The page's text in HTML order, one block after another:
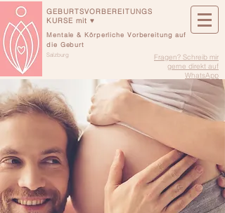
Mentale & Körperliche Vorbereitung auf
die Geburt
Salzburg
Fragen? Schreib mir
gerne direkt auf
WhatsApp
GEBURTSVORBEREITUNGS
KURSE mit ♥